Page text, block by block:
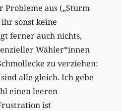
aus („Sturm
sonst keine
ferner auch nichts,
Wähler*innen
zu verziehen:
alle gleich. Ich gebe
einen leeren
ist